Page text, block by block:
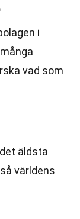
i
vad som
äldsta
världens